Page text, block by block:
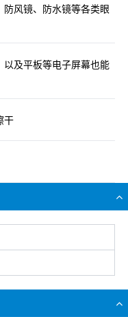
风镜、防水镜等各类眼
及平板等电子屏幕也能
干